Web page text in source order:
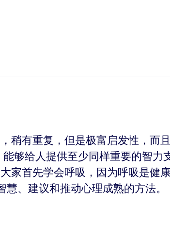
稍有重复，但是极富启发性，而
够给人提供至少同样重要的智力
家首先学会呼吸，因为呼吸是健
、建议和推动心理成熟的方法。